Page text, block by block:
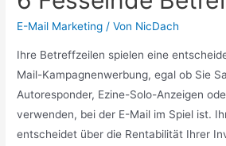
E-Mail Marketing / Von NicDach
Ihre Betreffzeilen spielen eine
Mail-Kampagnenwerbung, egal ob Sie
Autoresponder, Ezine-Solo-Anzeigen
verwenden, bei der E-Mail im Spiel ist.
entscheidet über die Rentabilität Ihrer